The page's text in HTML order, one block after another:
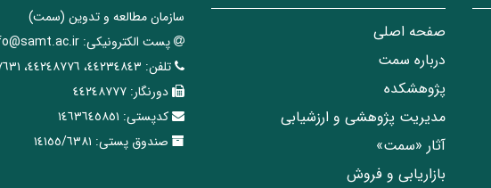
صفحه اصلی
درباره سمت
پژوهشکده
مدیریت پژوهشی و ارزشیابی
آثار «سمت»
بازاریابی و فروش
سازمان مطالعه و تدوین‌ (سمت)
پست الکترونیکی:
تلفن: ٤٤٢٣٤٨٤٣، ٤٤٢٤٨٧٧٦، ٤٤٢٤٧٦٣١
دورنگار: ٤٤٢٤٨٧٧٧
کدپستی: ١٤٦٣٦٤٥٨٥١
صندوق پستی: ١٤١٥٥/٦٣٨١